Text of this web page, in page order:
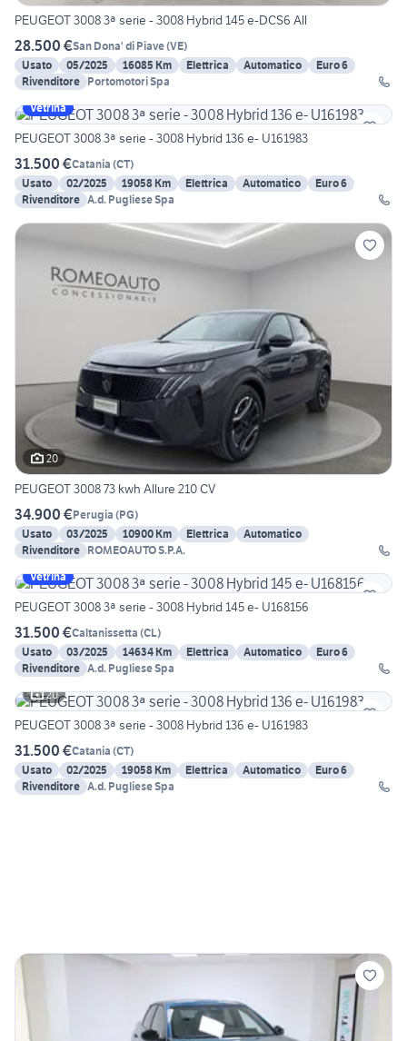
PEUGEOT 3008 3ª serie - 3008 Hybrid 145 e-DCS6 All
28.500 €San Dona' di Piave(VE)
Usato
05/2025 16085 Km Elettrica Automatico
Euro 6
Rivenditore Portomotori Spa
Vetrina
PEUGEOT 3008 3ª serie - 3008 Hybrid 136 e- U161983
31.500 €Catania (CT)
Usato
02/2025 19058 Km Elettrica Automatico
Euro 6
Rivenditore A.d. Pugliese Spa
20
PEUGEOT 3008 73 kwh Allure 210 CV
34.900 €Perugia (PG)
Usato
03/2025 10900 Km Elettrica
Automatico
Rivenditore ROMEOAUTO S.P.A.
Vetrina
PEUGEOT 3008 3ª serie - 3008 Hybrid 145 e- U168156
31.500 €Caltanissetta (CL)
Usato
03/2025 14634 Km Elettrica Automatico
Euro 6
Rivenditore A.d. Pugliese Spa
20
PEUGEOT 3008 3ª serie - 3008 Hybrid 136 e- U161983
31.500 €Catania (CT)
Usato
02/2025 19058 Km Elettrica Automatico
Euro 6
Rivenditore A.d. Pugliese Spa